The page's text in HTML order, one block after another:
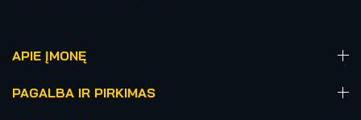
APIE ĮMONĘ
PAGALBA IR PIRKIMAS